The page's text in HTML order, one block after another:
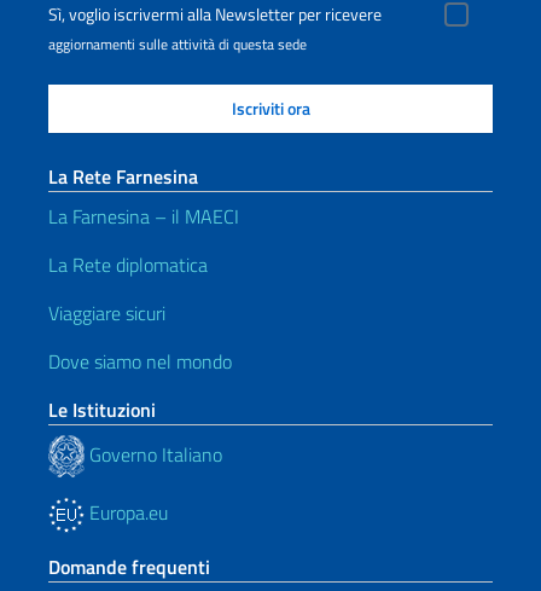
Sì, voglio iscrivermi alla Newsletter per ricevere
aggiornamenti sulle attività di questa sede
La Rete Farnesina
La Farnesina – il MAECI
La Rete diplomatica
Viaggiare sicuri
Dove siamo nel mondo
Le Istituzioni
Governo Italiano
Europa.eu
Domande frequenti